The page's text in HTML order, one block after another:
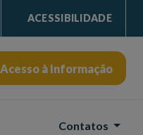
ACESSIBILIDADE
Acesso à Informação
Contatos